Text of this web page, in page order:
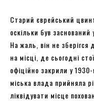
Старий єврейський
оскільки був
На жаль, він не
на місці, де сьогодні
офіційно закрили у
міська влада прийняла
ліквідувати місце